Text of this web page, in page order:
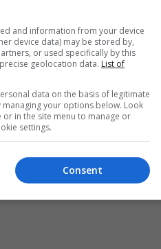
and information from your device
device data) may be stored by,
or used specifically by this
geolocation data. List of
data on the basis of legitimate
your options below. Look
in the site menu to manage or
settings.
Consent